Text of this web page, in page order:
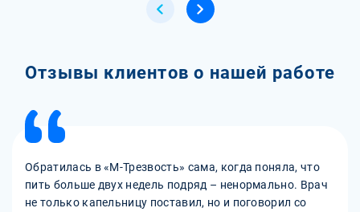
Отзывы клиентов о нашей работе
Обратилась в «М-Трезвость» сама, когда поняла, что
пить больше двух недель подряд – ненормально. Врач
не только капельницу поставил, но и поговорил со